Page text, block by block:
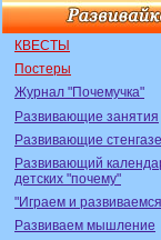
КВЕСТЫ
Постеры
Журнал "Почемучка"
Развивающие занятия
Развивающие
Развивающий
детских "почему"
"Играем и
Развиваем мышление